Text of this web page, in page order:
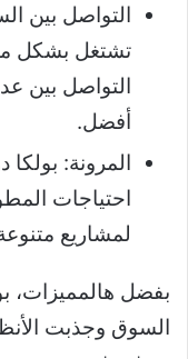
التواصل بين
تشتغل بشكل
التواصل بين
أفضل.
المرونة:
احتياجات
لمشاريع
بفضل هالمميزات،
السوق وجذبت